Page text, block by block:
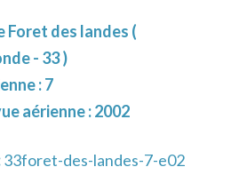
Foret des landes (
- 33 )
: 7
aérienne : 2002
33foret-des-landes-7-e02